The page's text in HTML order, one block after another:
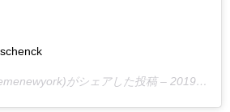
がシェアした投稿 – 2019年 5月月3日午前7時36分PDT